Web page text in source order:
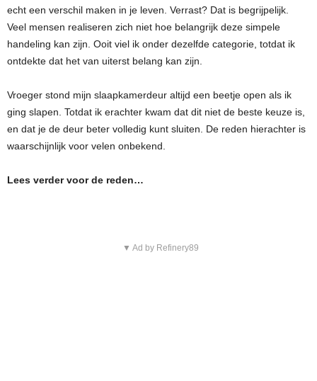
echt een verschil maken in je leven. Verrast? Dat is begrijpelijk.
Veel mensen realiseren zich niet hoe belangrijk deze simpele
handeling kan zijn. Ooit viel ik onder dezelfde categorie, totdat ik
ontdekte dat het van uiterst belang kan zijn.
Vroeger stond mijn slaapkamerdeur altijd een beetje open als ik
ging slapen. Totdat ik erachter kwam dat dit niet de beste keuze is,
en dat je de deur beter volledig kunt sluiten. De reden hierachter is
waarschijnlijk voor velen onbekend.
Lees verder voor de reden…
▼ Ad by Refinery89